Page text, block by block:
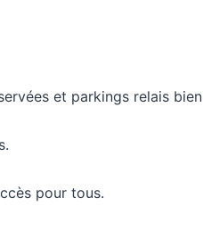
et parkings relais bien
pour tous.